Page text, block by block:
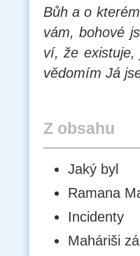
Bůh a o
vám, bohové
ví, že existuje,
vědomím Já
Z obsahu
Jaký byl
Ramana
Incidenty
Maháriši